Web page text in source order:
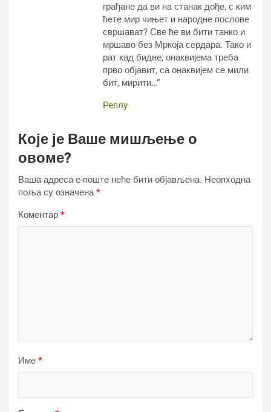
грађане да ви на станак дође, с ким
ћете мир чињет и народне послове
свршават? Све ће ви бити танко и
мршаво без Мркоја сердара. Тако и
рат кад бидне, онаквијема треба
прво објавит, са онаквијем се мили
бит, мирити…“
Реплy
Које је Ваше мишљење о
овоме?
Ваша адреса е-поште неће бити објављена. Неопходна
поља су означена*
Коментар *
Име *